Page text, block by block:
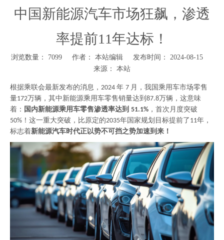
中国新能源汽车市场狂飙，渗透
率提前11年达标！
浏览数量： 7099 作者： 本站编辑 发布时间： 2024-08-15
来源： 本站
["wechat","weibo","qzone","douban","email"]
根据乘联会最新发布的消息， 2024 年 7 月，我国乘用车市场零售
量172万辆， 其中 新能源乘用车零售销量达到 87.8万辆 ， 这意味
着： 国内新能源乘用车零售渗透率达到 51.1% ，首次月度突破
50% ！ 这一重大突破， 比原定的2035年国家规划目标提前了 11年，
标志着新能源汽车时代正以势不可挡之势加速到来 ！